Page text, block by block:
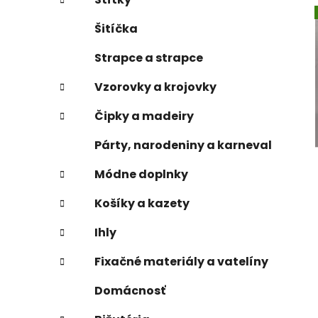
Šitíčka
Strapce a strapce
Vzorovky a krojovky
Čipky a madeiry
Párty, narodeniny a karneval
Módne doplnky
Košíky a kazety
Ihly
Fixačné materiály a vatelíny
Domácnosť